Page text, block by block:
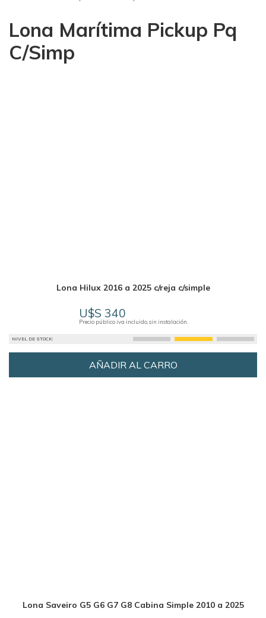
Lona Marítima Pickup Pq
C/Simp
Lona Hilux 2016 a 2025 c/reja c/simple
U$S 340
Precio público iva incluido, sin instalación.
NIVEL DE STOCK:
AÑADIR AL CARRO
Lona Saveiro G5 G6 G7 G8 Cabina Simple 2010 a 2025